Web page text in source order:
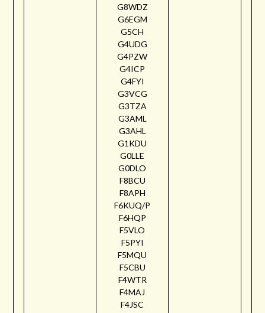
G8WDZ
G6EGM
G5CH
G4UDG
G4PZW
G4ICP
G4FYI
G3VCG
G3TZA
G3AML
G3AHL
G1KDU
G0LLE
G0DLO
F8BCU
F8APH
F6KUQ/P
F6HQP
F5VLO
F5PYI
F5MQU
F5CBU
F4WTR
F4MAJ
F4JSC